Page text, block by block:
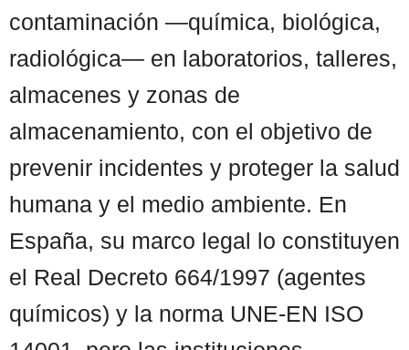
contaminación —química, biológica,
radiológica— en laboratorios, talleres,
almacenes y zonas de
almacenamiento, con el objetivo de
prevenir incidentes y proteger la salud
humana y el medio ambiente. En
España, su marco legal lo constituyen
el Real Decreto 664/1997 (agentes
químicos) y la norma UNE-EN ISO